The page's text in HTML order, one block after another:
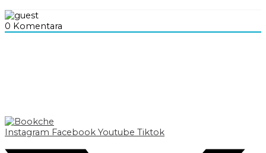
0 Komentara
Instagram Facebook Youtube Tiktok